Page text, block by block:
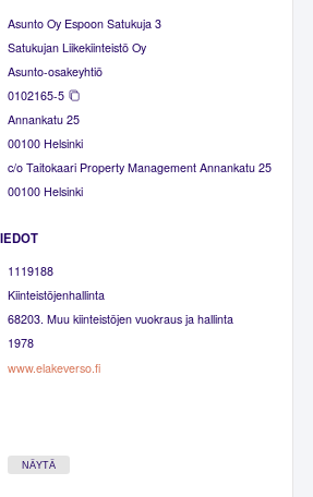
Asunto Oy Espoon Satukuja 3
Satukujan Liikekiinteistö Oy
Asunto-osakeyhtiö
0102165-5
Annankatu 25
00100 Helsinki
c/o Taitokaari Property Management Annankatu 25
00100 Helsinki
1119188
Kiinteistöjenhallinta
68203. Muu kiinteistöjen vuokraus ja hallinta
1978
www.elakeverso.fi
NÄYTÄ